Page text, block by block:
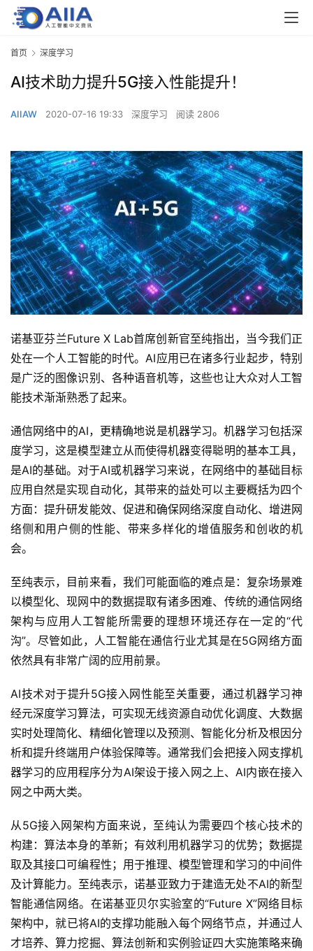
首
页
首页 深度学习
AI技术助力提升5G接入性能提升！
AIIAW 2020-07-16 19:33 深度学习 阅读 2806
诺基亚芬兰Future X Lab首席创新官至纯指出，当今我们正
处在一个人工智能的时代。AI应用已在诸多行业起步，特别
是广泛的图像识别、各种语音机等，这些也让大众对人工智
能技术渐渐熟悉了起来。
通信网络中的AI，更精确地说是机器学习。机器学习包括深
度学习，这是模型建立从而使得机器变得聪明的基本工具，
是AI的基础。对于AI或机器学习来说，在网络中的基础目标
应用自然是实现自动化，其带来的益处可以主要概括为四个
方面：提升研发能效、促进和确保网络深度自动化、增进网
络侧和用户侧的性能、带来多样化的增值服务和创收的机
会。
至纯表示，目前来看，我们可能面临的难点是：复杂场景难
以模型化、现网中的数据提取有诸多困难、传统的通信网络
架构与应用人工智能所需要的理想环境还存在一定的“代
沟”。尽管如此，人工智能在通信行业尤其是在5G网络方面
依然具有非常广阔的应用前景。
AI技术对于提升5G接入网性能至关重要，通过机器学习神
经元深度学习算法，可实现无线资源自动优化调度、大数据
实时处理简化、精细化管理以及预测、智能化分析及根因分
析和提升终端用户体验保障等。通常我们会把接入网支撑机
器学习的应用程序分为AI架设于接入网之上、AI内嵌在接入
网之中两大类。
从5G接入网架构方面来说，至纯认为需要四个核心技术的
构建：算法本身的革新；有效利用机器学习的优势；数据提
取及其接口可编程性；用于推理、模型管理和学习的中间件
及计算能力。至纯表示，诺基亚致力于建造无处不AI的新型
智能通信网络。在诺基亚贝尔实验室的“Future X”网络目标
架构中，就已将AI的支撑功能融入每个网络节点，并通过人
才培养、算力挖掘、算法创新和实例验证四大实施策略来确